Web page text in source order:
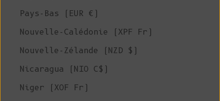
Pays-Bas (EUR €)
Nouvelle-Calédonie (XPF Fr)
Nouvelle-Zélande (NZD $)
Nicaragua (NIO C$)
Niger (XOF Fr)